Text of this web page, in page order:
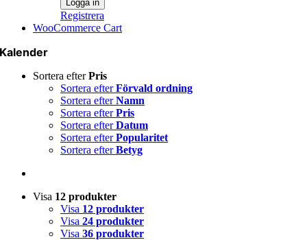
Registrera
WooCommerce Cart
Kalender
Sortera efterPris
Sortera efterFörvald ordning
Sortera efterNamn
Sortera efterPris
Sortera efterDatum
Sortera efterPopularitet
Sortera efterBetyg
Visa 12 produkter
Visa 12 produkter
Visa 24 produkter
Visa 36 produkter